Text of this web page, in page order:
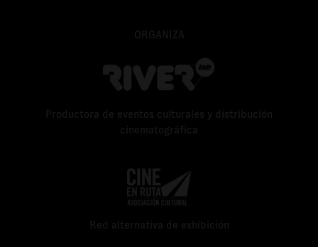
ORGANIZA
Productora de eventos culturales y distribución
cinematográfica
Red alternativa de exhibición